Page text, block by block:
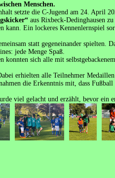
Menschen.
setzte die C-Jugend am 24. April
aus Rixbeck-Dedinghausen
kann. Ein lockeres Kennenlernspiel
statt gegeneinander
jede Menge Spaß.
konnten sich alle mit
erhielten alle Teilnehmer
die Erkenntnis mit, dass
viel gelacht und erzählt, bevor ein